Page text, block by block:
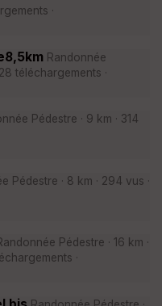
·
Randonnée
téléchargements ·
Pédestre · 9 km · 314
Pédestre · 8 km · 294 vus ·
Pédestre · 16 km ·
·